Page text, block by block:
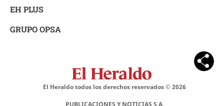
EH PLUS
GRUPO OPSA
El Heraldo todos los derechos reservados ©2026
PUBLICACIONES Y NOTICIAS S.A.